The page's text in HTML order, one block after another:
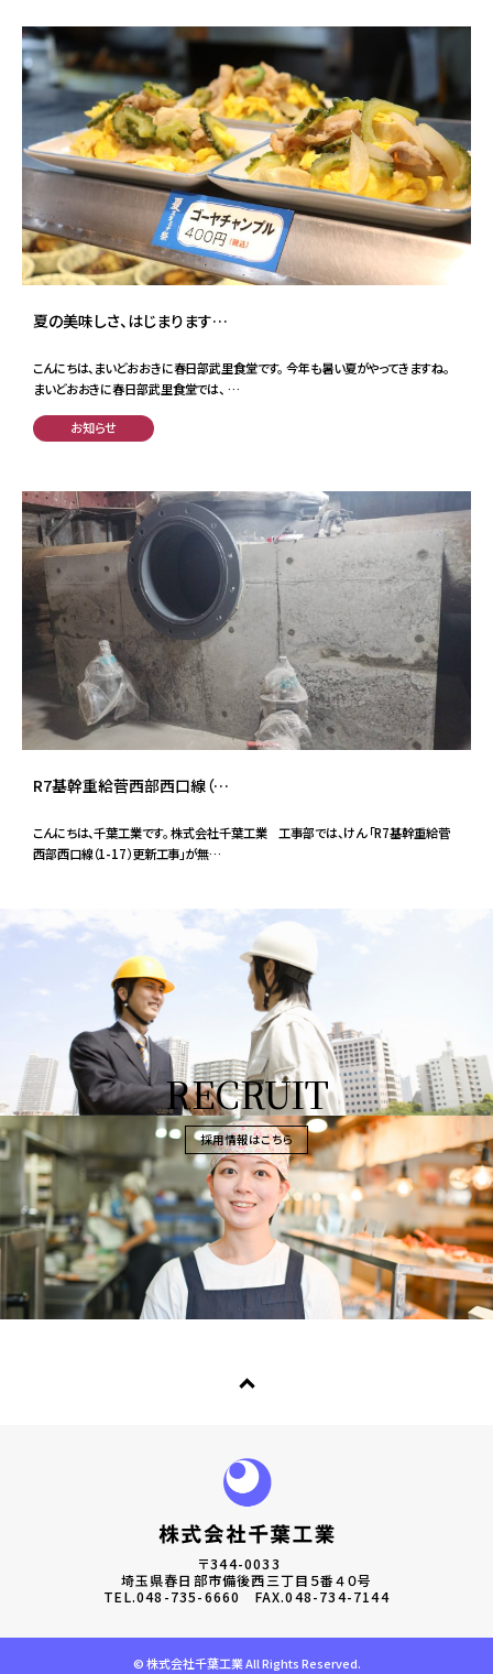
夏の美味しさ、はじまります…
こんにちは、まいどおおきに春日部武里食堂です。 今年も暑い夏がやってきますね。
まいどおおきに春日部武里食堂では、 …
お知らせ
R7基幹重給菅西部西口線（…
こんにちは、千葉工業です。 株式会社千葉工業 工事部では、けん 「R7基幹重給菅
西部西口線（1-17）更新工事」が無…
RECRUIT
採用情報はこちら
〒344-0033
埼玉県春日部市備後西三丁目５番４０号
TEL.048-735-6660 FAX.048-734-7144
© 株式会社千葉工業 All Rights Reserved.